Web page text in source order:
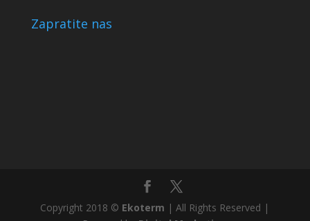
Zapratite nas
Copyright 2018 © Ekoterm | All Rights Reserved |